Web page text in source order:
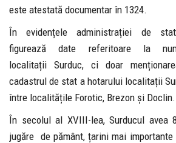
este atestată documentar în 1324.
În evidențele administrației de
figurează date referitoare la
localitații Surduc, ci doar
cadastrul de stat a hotarului localitații
între localitățile Forotic, Brezon și Doclin.
În secolul al XVIII-lea, Surducul avea
jugăre de pământ, țarini mai importante